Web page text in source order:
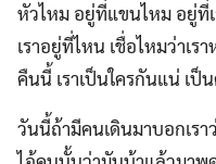
หัวไหม อยู่ที่แขนไหม อยู่ที่
เราอยู่ที่ไหน เชื่อไหมว่าเร
คืนนี้ เราเป็นใครกันแน่ เ
วันนี้ถ้ามีคนเดินมาบอกเราว่